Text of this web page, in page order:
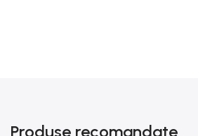
Produse recomandate